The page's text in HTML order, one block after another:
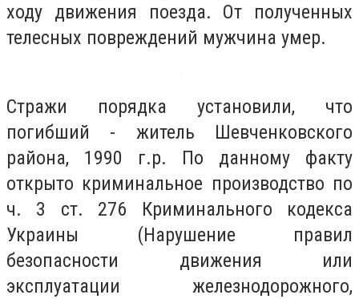
ходу движения поезда. От полученных
телесных повреждений мужчина умер.
Стражи порядка установили, что
погибший - житель Шевченковского
района, 1990 г.р. По данному факту
открыто криминальное производство по
ч. 3 ст. 276 Криминального кодекса
Украины (Нарушение правил
безопасности движения или
эксплуатации железнодорожного,